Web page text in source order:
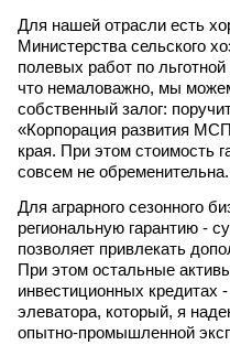
Для нашей отрасли есть
Министерства сельского
полевых работ по
что немаловажно, мы
собственный залог:
«Корпорация развития
края. При этом стоимость
совсем не обременительна.
Для аграрного сезонного
региональную гарантию -
позволяет привлекать
При этом остальные
инвестиционных кредитах
элеватора, который, я
опытно-промышленной